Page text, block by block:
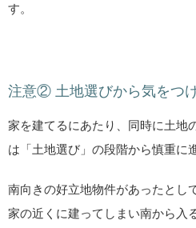
す。
注意② 土地選びから気をつ
家を建てるにあたり、同時に土地
は「土地選び」の段階から慎重に
南向きの好立地物件があったとし
家の近くに建ってしまい南から入